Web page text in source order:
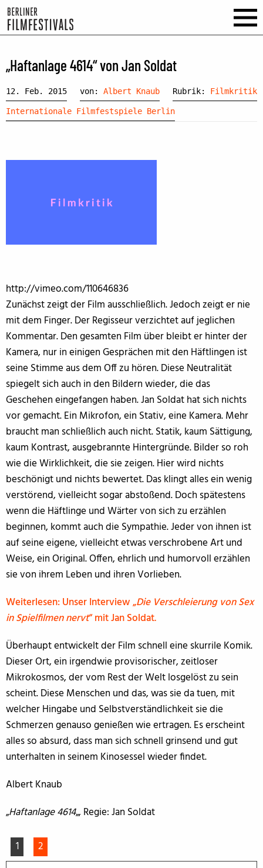
„Haftanlage 4614“ von Jan Soldat
12. Feb. 2015 von: Albert Knaub Rubrik: Filmkritik
Internationale Filmfestspiele Berlin
http://vimeo.com/110646836
Zunächst zeigt der Film ausschließlich. Jedoch zeigt er nie
mit dem Finger. Der Regisseur verzichtet auf jeglichen
Kommentar. Den gesamten Film über bleibt er hinter der
Kamera, nur in einigen Gesprächen mit den Häftlingen ist
seine Stimme aus dem Off zu hören. Diese Neutralität
spiegelt sich auch in den Bildern wieder, die das
Geschehen eingefangen haben. Jan Soldat hat sich nichts
vor gemacht. Ein Mikrofon, ein Stativ, eine Kamera. Mehr
braucht man schließlich auch nicht. Statik, kaum Sättigung,
kaum Kontrast, ausgebrannte Hintergründe. Bilder so roh
wie die Wirklichkeit, die sie zeigen. Hier wird nichts
beschönigt und nichts bewertet. Das klingt alles ein wenig
verstörend, vielleicht sogar abstoßend. Doch spätestens
wenn die Häftlinge und Wärter von sich zu erzählen
beginnen, kommt auch die Sympathie. Jeder von ihnen ist
auf seine eigene, vielleicht etwas verschrobene Art und
Weise, ein Original. Offen, ehrlich und humorvoll erzählen
sie von ihrem Leben und ihren Vorlieben.
Weiterlesen: Unser Interview „Die Verschleierung von Sex
in Spielfilmen nervt“ mit Jan Soldat.
Überhaupt entwickelt der Film schnell eine skurrile Komik.
Dieser Ort, ein irgendwie provisorischer, zeitloser
Mikrokosmos, der vom Rest der Welt losgelöst zu sein
scheint. Diese Menschen und das, was sie da tuen, mit
welcher Hingabe und Selbstverständlichkeit sie die
Schmerzen genauso genießen wie ertragen. Es erscheint
alles so absurd, dass man sich schnell grinsend und gut
unterhalten in seinem Kinosessel wieder findet.
Albert Knaub
„Haftanlage 4614„, Regie: Jan Soldat
1 2